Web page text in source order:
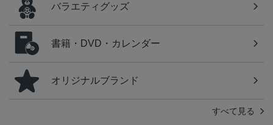
バラエティグッズ
書籍・DVD・カレンダー
オリジナルブランド
すべて見る